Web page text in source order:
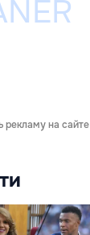
рекламу на сайте